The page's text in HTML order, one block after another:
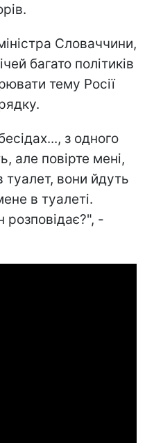
Словаччини,
багато політиків
тему Росії
з одного
але повірте мені,
туалет, вони йдуть
в туалеті.
розповідає?", -